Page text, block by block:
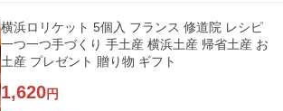
横浜ロリケット 5個入 フランス 修道院 レシピ
一つ一つ手づくり 手土産 横浜土産 帰省土産 お
土産 プレゼント 贈り物 ギフト
1,620円